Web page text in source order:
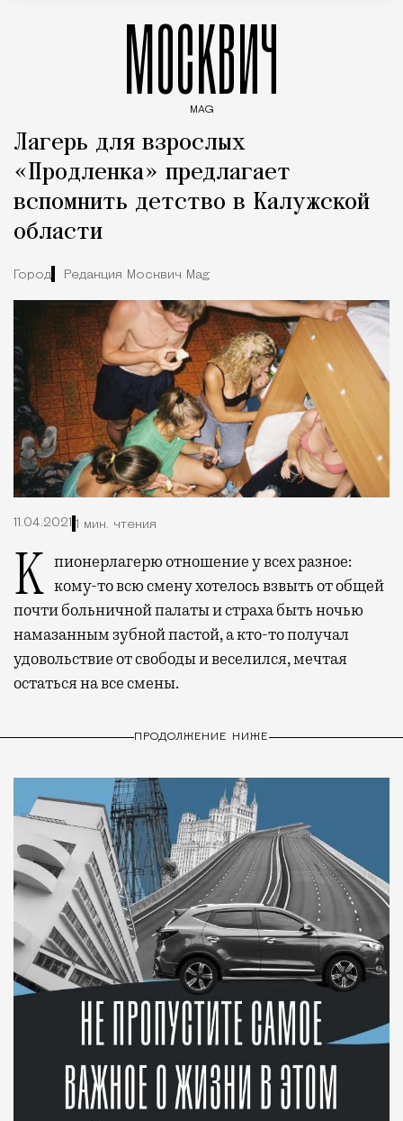
МОСКВИЧ
MAG
Лагерь для взрослых
«Продленка» предлагает
вспомнить детство в Калужской
области
Город Редакция Москвич Mag
11.04.2021 1 мин. чтения
К пионерлагерю отношение у всех разное: кому-то всю смену хотелось взвыть от общей
почти больничной палаты и страха быть ночью
намазанным зубной пастой, а кто-то получал
удовольствие от свободы и веселился, мечтая
остаться на все смены.
ПРОДОЛЖЕНИЕ НИЖЕ